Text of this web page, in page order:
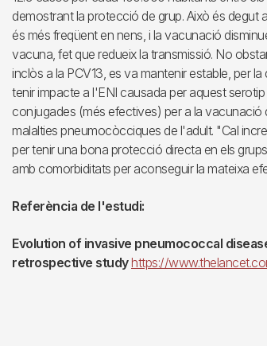
demostrant la protecció de grup. Això és
és més freqüent en nens, i la vacunació
vacuna, fet que redueix la transmissió. No
inclòs a la PCV13, es va mantenir estable, per
tenir impacte a l'ENI causada per aquest
conjugades (més efectives) per a la vacunació
malalties pneumocòcciques de l'adult. "Cal
per tenir una bona protecció directa en els
amb comorbiditats per aconseguir la mateixa
Referència de l'estudi:
Evolution of invasive pneumococcal
retrospective studyhttps://